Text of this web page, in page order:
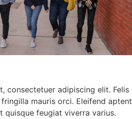
consectetuer adipiscing elit. Felis
mauris orci. Eleifend aptent
quisque feugiat viverra varius.